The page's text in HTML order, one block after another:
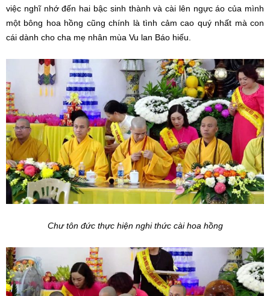
việc nghĩ nhớ đến hai bậc sinh thành và cài lên ngực áo của mình
một bông hoa hồng cũng chính là tình cảm cao quý nhất mà con
cái dành cho cha mẹ nhân mùa Vu lan Báo hiếu.
Chư tôn đức thực hiện nghi thức cài hoa hồng